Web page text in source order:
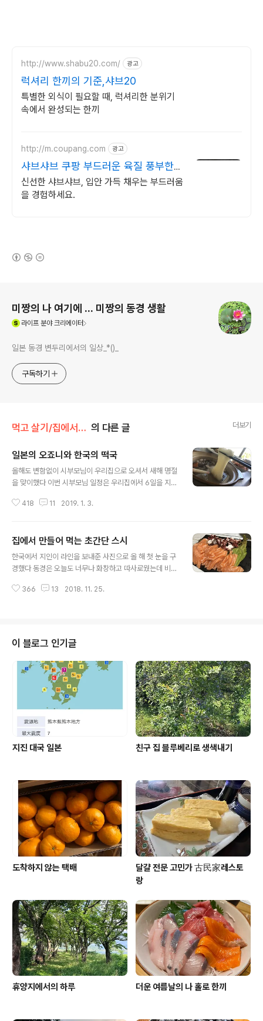
http://www.shabu20.com/ 광고
럭셔리 한끼의 기준,샤브20
특별한 외식이 필요할 때, 럭셔리한 분위기
속에서 완성되는 한끼
http://m.coupang.com 광고
샤브샤브 쿠팡 부드러운 육질 풍부한
맛
신선한 샤브샤브, 입안 가득 채우는 부드러움
을 경험하세요.
미짱의 나 여기에 ... 미짱의 동경 생활
라이프분야 크리에이터
일본 동경 변두리에서의 일상_*()_
구독하기
먹고 살기/집에서 먹기 의 다른 글 더보기
일본의 오죠니와 한국의 떡국
올해도 변함없이 시부모님이 우리집으로 오셔서 새해 명절
을 맞이했다 이번 시부모님 일정은 우리집에서 6일을 지내
일본식 떡국이 오죠니다 일본은 생각보다 넓은 나라다 (물
떤 지역은 동그란 떡 어떤지역은 네모난 떡 어떤 지역은 맑
은 장국처럼 깔끔한 맛을 내고 어떤 지역은 된장맛 어떤 지
역은 소금 맛 어떤 지역은 간장 맛 .. 다양한 일본의 오죠니
토현 아마쿠사의 오죠니다 시댁식 오죠니의 재료 아마쿠사
418 11 2019. 1. 3.
집에서 만들어 먹는 초간단 스시
한국에서 지인이 라인을 보내준 사진으로 올 해 첫 눈을 구
경했다 동경은 오늘도 너무나 화창하고 따사로웠는데 비행
를 느낀 하루다 주말마다 마당에서 숯불 피워 고기 구워 먹
고 해도 명색이 11월인데 저녁에는 꽤 쌀쌀하다 주말 마다
열리던 우리집 마당 숯불 구이 파티는 올 해는 끝인것 같다
일요일 저녁 우리집 저녁 메뉴.. 뭘 만들까? 뭘 먹을까? 하
루에 세끼 꼬박 꼬박 ..... 매일 매일 먹는 밥 뭘 만들어 먹나
고민을 해 봐야 별 것도 없는데 오후만 되면 벌써 부터 저녁
먹거리를 걱정..
366 13 2018. 11. 25.
이 블로그 인기글
지진 대국 일본 친구 집 블루베리로 생색내기
도착하지 않는 택배
달걀 전문 고민가 古民家레스토
랑
휴양지에서의 하루 더운 여름날의 나 홀로 한끼